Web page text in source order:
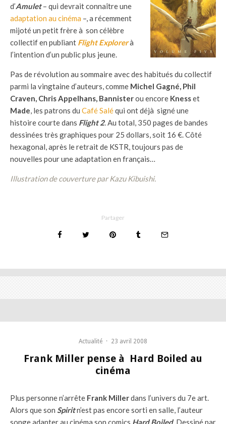
d’Amulet– qui devrait connaître une
adaptation au cinéma –, a récemment
mijoté un petit frère à son célèbre
collectif en publiant Flight Explorerà
l’intention d’un public plus jeune.
Pas de révolution au sommaire avec des habitués du collectif
parmi la vingtaine d’auteurs, comme Michel Gagné, Phil
Craven, Chris Appelhans, Bannisterou encore Knesset
Made, les patrons du Café Saléqui ont déjà signé une
histoire courte dans Flight 2. Au total, 350 pages de bandes
dessinées très graphiques pour 25 dollars, soit 16 €. Côté
hexagonal, après le retrait de KSTR, toujours pas de
nouvelles pour une adaptation en français…
Illustration de couverture par Kazu Kibuishi.
Partager
Actualité · 23 avril 2008
Frank Miller pense à Hard Boiled au
cinéma
Plus personne n’arrête Frank Millerdans l’univers du 7e art.
Alors que son Spiritn’est pas encore sorti en salle, l’auteur
songe adapter au cinéma son comics Hard Boiled. Dessiné par